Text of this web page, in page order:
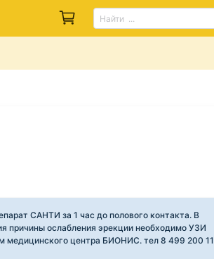
САНТИ за 1 час до полового контакта. В
причины ослабления эрекции необходимо УЗИ
медицинского центра БИОНИС. тел 8 499 200 11